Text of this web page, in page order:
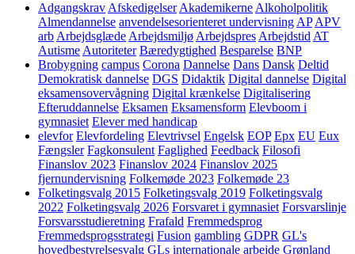
Adgangskrav Afskedigelser Akademikerne Alkoholpolitik
Almendannelse anvendelsesorienteret undervisning AP APV
arb Arbejdsglæde Arbejdsmiljø Arbejdspres Arbejdstid AT
Autisme Autoriteter Bæredygtighed Besparelse BNP
Brobygning campus Corona Dannelse Dans Dansk Deltid
Demokratisk dannelse DGS Didaktik Digital dannelse Digital
eksamensovervågning Digital krænkelse Digitalisering
Efteruddannelse Eksamen Eksamensform Elevboom i
gymnasiet Elever med handicap
elevfor Elevfordeling Elevtrivsel Engelsk EOP Epx EU Eux
Fængsler Fagkonsulent Faglighed Feedback Filosofi
Finanslov 2023 Finanslov 2024 Finanslov 2025
fjernundervisning Folkemøde 2023 Folkemøde 23
Folketingsvalg 2015 Folketingsvalg 2019 Folketingsvalg
2022 Folketingsvalg 2026 Forsvaret i gymnasiet Forsvarslinje
Forsvarsstudieretning Frafald Fremmedsprog
Fremmedsprogsstrategi Fusion gambling GDPR GL's
hovedbestyrelsesvalg GLs internationale arbejde Grønland